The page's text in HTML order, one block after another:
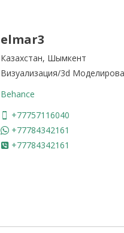
elmar3
Казахстан, Шымкент
Визуализация/3d
Behance
+77757116040
+77784342161
+77784342161